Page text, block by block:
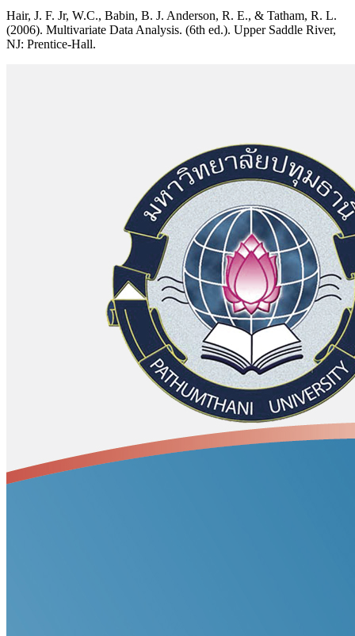
Hair, J. F. Jr, W.C., Babin, B. J. Anderson, R. E., & Tatham, R. L.
(2006). Multivariate Data Analysis. (6th ed.). Upper Saddle River,
NJ: Prentice-Hall.